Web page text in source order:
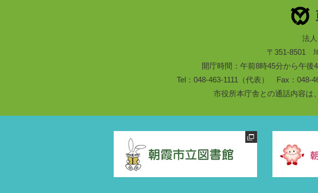
法
〒351-8501
開庁時間：午前8時45分から午後
Tel：048-463-1111（代表） Fax：048-
市役所本庁舎との通話内容は